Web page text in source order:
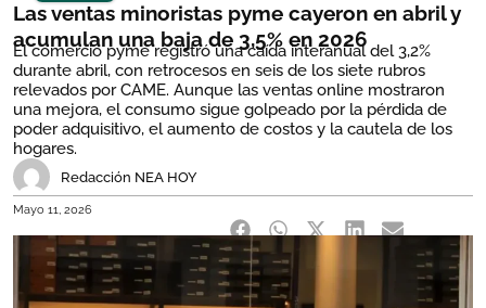
Las ventas minoristas pyme cayeron en abril y
acumulan una baja de 3,5% en 2026
El comercio pyme registró una caída interanual del 3,2%
durante abril, con retrocesos en seis de los siete rubros
relevados por CAME. Aunque las ventas online mostraron
una mejora, el consumo sigue golpeado por la pérdida de
poder adquisitivo, el aumento de costos y la cautela de los
hogares.
Redacción NEA HOY
Mayo 11, 2026